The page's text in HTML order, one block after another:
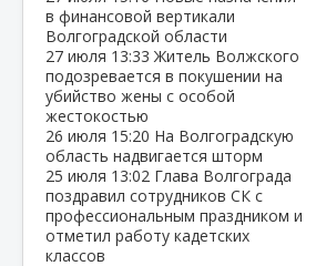
в финансовой вертикали
Волгоградской области
27 июля 13:33Житель Волжского
подозревается в покушении на
убийство жены с особой
жестокостью
26 июля 15:20 На Волгоградскую
область надвигается шторм
25 июля 13:02 Глава Волгограда
поздравил сотрудников СК с
профессиональным праздником и
отметил работу кадетских
классов